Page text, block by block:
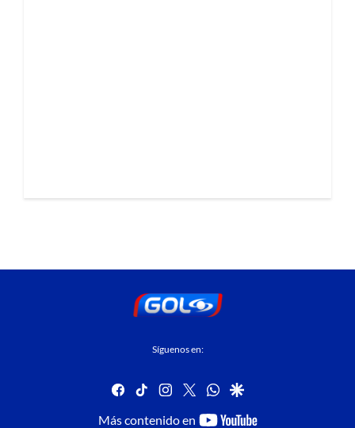
Síguenos en:
facebook
tiktok instagram
twitterwhatsapp
google
Más contenido en
youtube-